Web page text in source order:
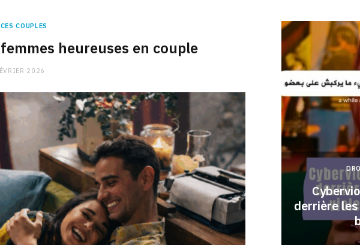
COUPLES
heureuses en couple
2026
CHARGE MENTALE
Stress après le travail :
comment relâcher la pression
derrière